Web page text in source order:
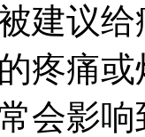
建议
疼痛
会影